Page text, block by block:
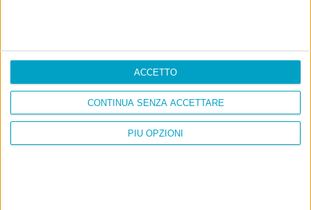
PIÙ OPZIONI
CONTINUA SENZA ACCETTARE
ACCETTO